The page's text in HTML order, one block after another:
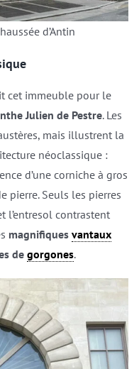
d’Antin
cet immeuble pour le
Julien de Pestre. Les
mais illustrent la
néoclassique :
d’une corniche à gros
pierre. Seuls les pierres
l’entresol contrastent
magnifiques vantaux
degorgones.